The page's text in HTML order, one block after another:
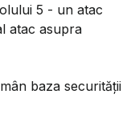
5 - un atac
atac asupra
baza securității